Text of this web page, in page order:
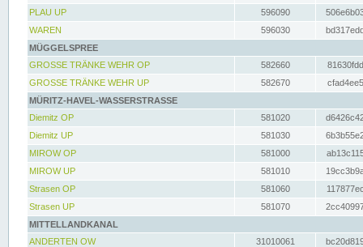
PLAU UP
596090
WAREN
596030
MÜGGELSPREE
GROSSE TRÄNKE WEHR OP
582660
GROSSE TRÄNKE WEHR UP
582670
MÜRITZ-HAVEL-WASSERSTRASSE
Diemitz OP
581020
Diemitz UP
581030
MIROW OP
581000
MIROW UP
581010
Strasen OP
581060
Strasen UP
581070
MITTELLANDKANAL
ANDERTEN OW
31010061